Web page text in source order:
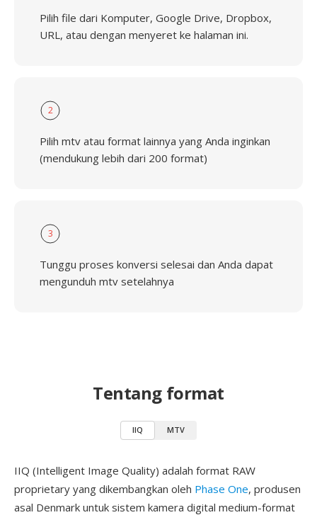
Pilih file dari Komputer, Google Drive, Dropbox,
URL, atau dengan menyeret ke halaman ini.
2
Pilih mtv atau format lainnya yang Anda inginkan
(mendukung lebih dari 200 format)
3
Tunggu proses konversi selesai dan Anda dapat
mengunduh mtv setelahnya
Tentang format
IIQ MTV
IIQ (Intelligent Image Quality) adalah format RAW
proprietary yang dikembangkan oleh Phase One, produsen
asal Denmark untuk sistem kamera digital medium-format